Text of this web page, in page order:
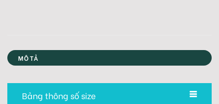
MÔ TẢ
Bảng thông số size